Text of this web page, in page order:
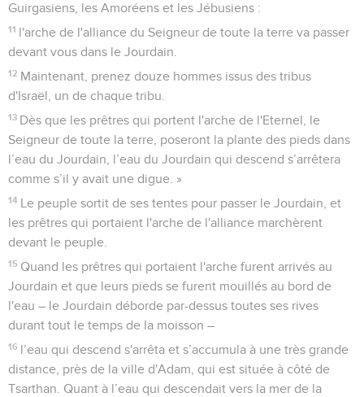
Guirgasiens, les Amoréens et les Jébusiens :
11 l'arche de l'alliance du Seigneur de toute la terre va passer
devant vous dans le Jourdain.
12 Maintenant, prenez douze hommes issus des tribus
d'Israël, un de chaque tribu.
13 Dès que les prêtres qui portent l'arche de l'Eternel, le
Seigneur de toute la terre, poseront la plante des pieds dans
l’eau du Jourdain, l’eau du Jourdain qui descend s’arrêtera
comme s’il y avait une digue. »
14 Le peuple sortit de ses tentes pour passer le Jourdain, et
les prêtres qui portaient l'arche de l'alliance marchèrent
devant le peuple.
15 Quand les prêtres qui portaient l'arche furent arrivés au
Jourdain et que leurs pieds se furent mouillés au bord de
l'eau – le Jourdain déborde par-dessus toutes ses rives
durant tout le temps de la moisson –
16 l’eau qui descend s'arrêta et s’accumula à une très grande
distance, près de la ville d'Adam, qui est située à côté de
Tsarthan. Quant à l’eau qui descendait vers la mer de la